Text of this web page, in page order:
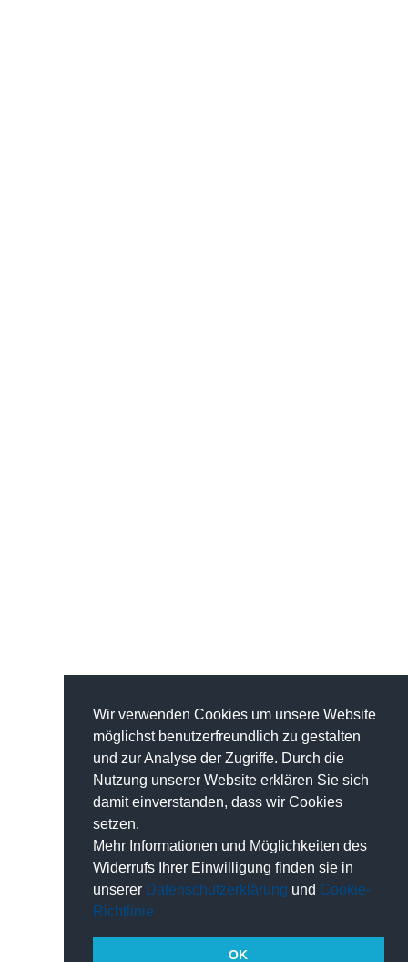
Wir verwenden Cookies um unsere Website
möglichst benutzerfreundlich zu gestalten
und zur Analyse der Zugriffe. Durch die
Nutzung unserer Website erklären Sie sich
damit einverstanden, dass wir Cookies
setzen.
Mehr Informationen und Möglichkeiten des
Widerrufs Ihrer Einwilligung finden sie in
unserer Datenschutzerklärung und Cookie-
Richtlinie
OK